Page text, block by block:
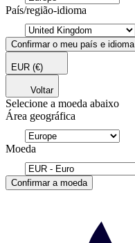
País/região-idioma
Confirmar o meu país e idioma
EUR (€)
Voltar
Selecione a moeda abaixo
Área geográfica
Moeda
Confirmar a moeda